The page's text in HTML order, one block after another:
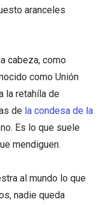
aranceles
cabeza, como
como Unión
la retahíla de
de la condesa de la
Es lo que suele
mendiguen.
al mundo lo que
nadie queda